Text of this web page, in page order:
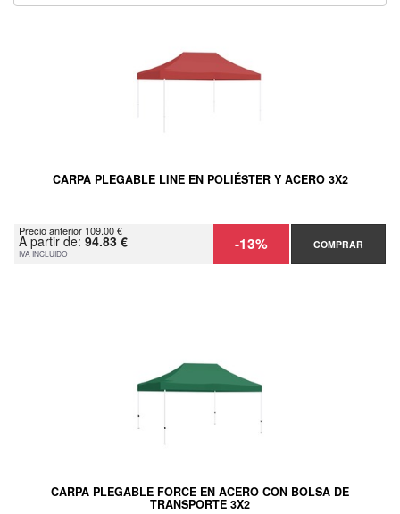
CARPA PLEGABLE LINE EN POLIÉSTER Y ACERO 3X2
Precio anterior 109.00 €
A partir de: 94.83 €
IVA INCLUIDO -13% COMPRAR
CARPA PLEGABLE FORCE EN ACERO CON BOLSA DE
TRANSPORTE 3X2